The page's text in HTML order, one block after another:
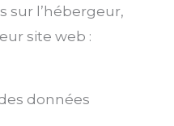
sur l’hébergeur,
site web :
données